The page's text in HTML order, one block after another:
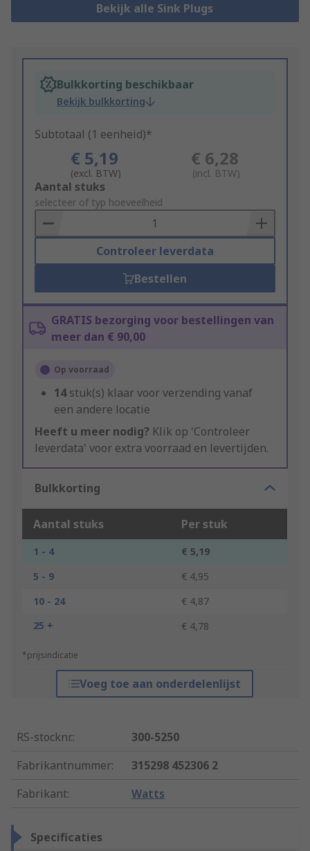
Bekijk alle Sink Plugs
Bulkkorting beschikbaar
Bekijk bulkkorting
Subtotaal (1 eenheid)*
€ 5,19
(excl. BTW)
€ 6,28
(incl. BTW)
Add
to
Basket
Aantal stuks
selecteer of typ hoeveelheid
Controleer leverdata
Bestellen
GRATIS bezorging voor bestellingen van
meer dan € 90,00
Op voorraad
14stuk(s) klaar voor verzending vanaf
een andere locatie
Heeft u meer nodig? Klik op 'Controleer
leverdata' voor extra voorraad en levertijden.
Bulkkorting
Aantal stuks Per stuk
1 - 4
€ 5,19
5 - 9
€ 4,95
10 - 24
€ 4,87
25 +
€ 4,78
*prijsindicatie
Voeg toe aan onderdelenlijst
RS-stocknr.:
300-5250
Fabrikantnummer:
315298 452306 2
Fabrikant: Watts
Specificaties